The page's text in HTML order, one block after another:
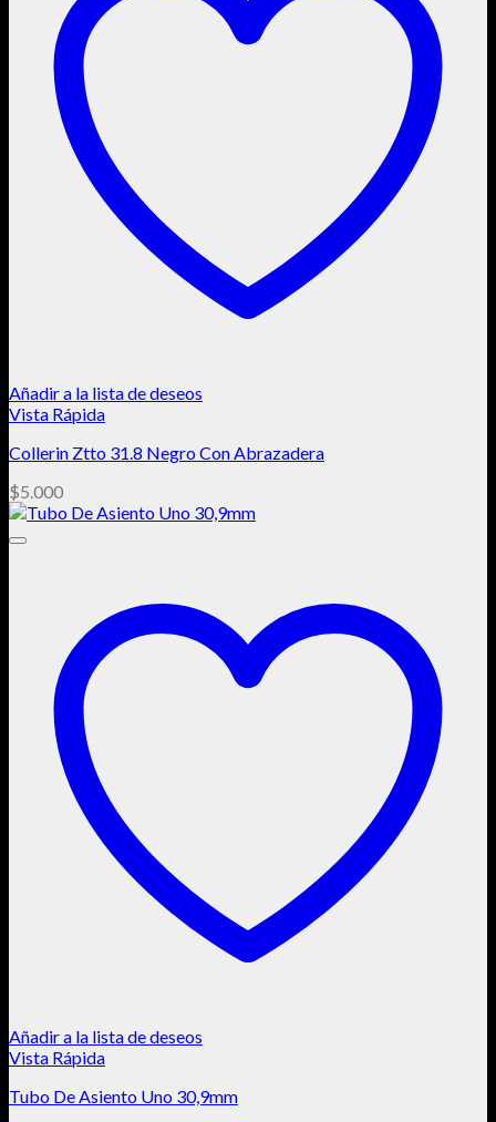
Añadir a la lista de deseos
Vista Rápida
Collerin Ztto 31.8 Negro Con Abrazadera
$5.000
Añadir a la lista de deseos
Vista Rápida
Tubo De Asiento Uno 30,9mm